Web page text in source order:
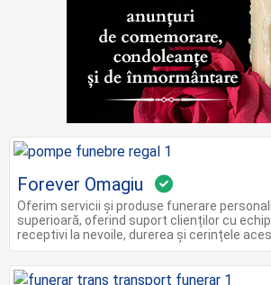
Forever Omagiu
Oferim servicii și produse funerare
superioară, oferind suport clienților cu
receptivi la nevoile, durerea și cerințele